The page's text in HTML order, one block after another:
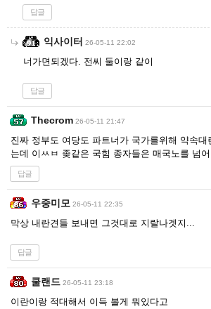
답글
익사이터 26-05-11 22:02
너가면되겠다. 전씨 둘이랑 같이
답글
Thecrom 26-05-11 21:47
진짜 정부도 여당도 파트너가 국가를위해 약속
는데 이ㅆㅂ 좆같은 국힘 종자들은 매국노를 넘
답글
우중미모 26-05-11 22:35
막상 내란견들 보내면 그것대로 지랄나겟지...
답글
쿨랜드 26-05-11 23:18
이란이랑 적대해서 이득 볼게 뭐있다고